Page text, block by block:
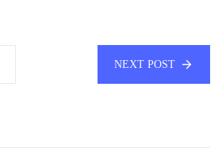
NEXT POST